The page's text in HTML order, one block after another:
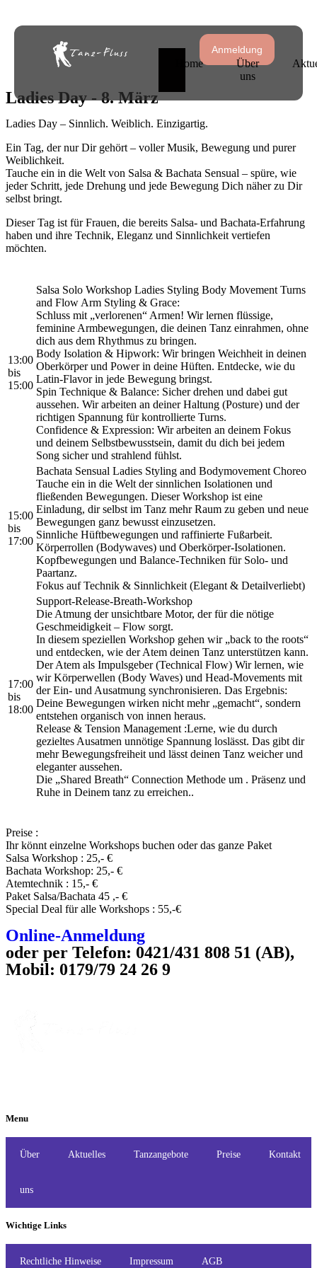
Home
Über
uns
Anmeldung
Ladies Day - 8. März
Ladies Day – Sinnlich. Weiblich. Einzigartig.
Ein Tag, der nur Dir gehört – voller Musik, Bewegung und purer
Weiblichkeit.
Tauche ein in die Welt von Salsa & Bachata Sensual – spüre, wie
jeder Schritt, jede Drehung und jede Bewegung Dich näher zu Dir
selbst bringt.
Dieser Tag ist für Frauen, die bereits Salsa- und Bachata-Erfahrung
haben und ihre Technik, Eleganz und Sinnlichkeit vertiefen
möchten.
13:00
bis
15:00
Salsa Solo Workshop Ladies Styling Body Movement Turns
and Flow Arm Styling & Grace:
Schluss mit „verlorenen“ Armen! Wir lernen flüssige,
feminine Armbewegungen, die deinen Tanz einrahmen, ohne
dich aus dem Rhythmus zu bringen.
Body Isolation & Hipwork: Wir bringen Weichheit in deinen
Oberkörper und Power in deine Hüften. Entdecke, wie du
Latin-Flavor in jede Bewegung bringst.
Spin Technique & Balance: Sicher drehen und dabei gut
aussehen. Wir arbeiten an deiner Haltung (Posture) und der
richtigen Spannung für kontrollierte Turns.
Confidence & Expression: Wir arbeiten an deinem Fokus
und deinem Selbstbewusstsein, damit du dich bei jedem
Song sicher und strahlend fühlst.
15:00
bis
17:00
Bachata Sensual Ladies Styling and Bodymovement Choreo
Tauche ein in die Welt der sinnlichen Isolationen und
fließenden Bewegungen. Dieser Workshop ist eine
Einladung, dir selbst im Tanz mehr Raum zu geben und neue
Bewegungen ganz bewusst einzusetzen.
Sinnliche Hüftbewegungen und raffinierte Fußarbeit.
Körperrollen (Bodywaves) und Oberkörper-Isolationen.
Kopfbewegungen und Balance-Techniken für Solo- und
Paartanz.
Fokus auf Technik & Sinnlichkeit (Elegant & Detailverliebt)
17:00
bis
18:00
Support-Release-Breath-Workshop
Die Atmung der unsichtbare Motor, der für die nötige
Geschmeidigkeit – Flow sorgt.
In diesem speziellen Workshop gehen wir „back to the roots“
und entdecken, wie der Atem deinen Tanz unterstützen kann.
Der Atem als Impulsgeber (Technical Flow) Wir lernen, wie
wir Körperwellen (Body Waves) und Head-Movements mit
der Ein- und Ausatmung synchronisieren. Das Ergebnis:
Deine Bewegungen wirken nicht mehr „gemacht“, sondern
entstehen organisch von innen heraus.
Release & Tension Management :Lerne, wie du durch
gezieltes Ausatmen unnötige Spannung loslässt. Das gibt dir
mehr Bewegungsfreiheit und lässt deinen Tanz weicher und
eleganter aussehen.
Die „Shared Breath“ Connection Methode um . Präsenz und
Ruhe in Deinem tanz zu erreichen..
Preise :
Ihr könnt einzelne Workshops buchen oder das ganze Paket
Salsa Workshop : 25,- €
Bachata Workshop: 25,- €
Atemtechnik : 15,- €
Paket Salsa/Bachata 45 ,- €
Special Deal für alle Workshops : 55,-€
Online-Anmeldung
oder per Telefon: 0421/431 808 51 (AB),
Mobil: 0179/79 24 26 9
Menu
Über
uns
Aktuelles Tanzangebote Preise Kontakt
Wichtige Links
Rechtliche Hinweise Impressum AGB